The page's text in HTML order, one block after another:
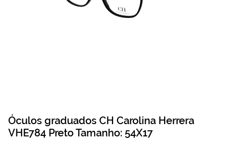
Óculos graduados CH
44,70 €
para
o
início
Óculos graduados CH Carolina Herrera
VHE784 Preto Tamanho: 54X17